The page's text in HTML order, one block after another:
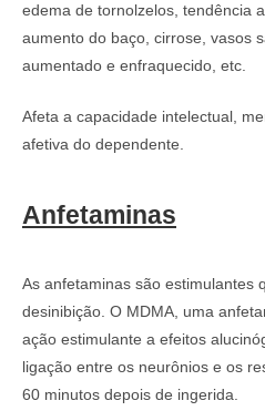
edema de tornolzelos, tendência
aumento do baço, cirrose, vasos
aumentado e enfraquecido, etc.
Afeta a capacidade intelectual,
afetiva do dependente.
Anfetaminas
As anfetaminas são estimulantes
desinibição. O MDMA, uma
ação estimulante a efeitos
ligação entre os neurônios e os
60 minutos depois de ingerida.